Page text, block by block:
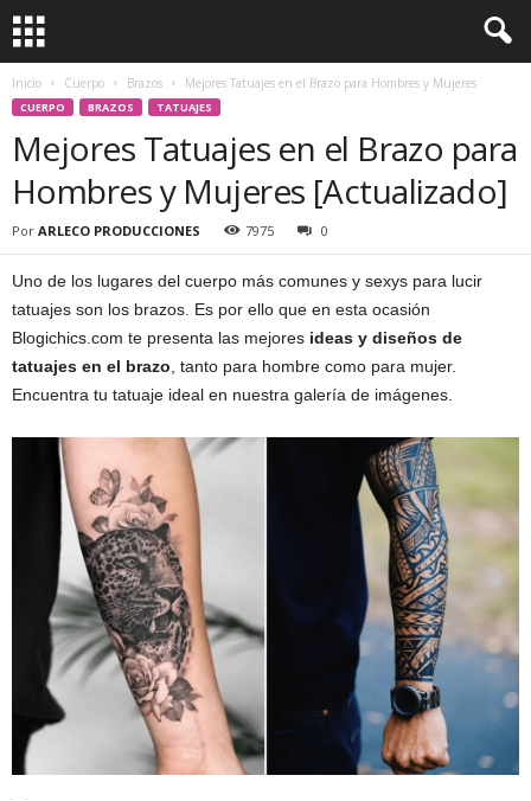
Inicio Cuerpo Brazos Mejores Tatuajes en el Brazo para Hombres y Mujeres
CUERPO BRAZOS TATUAJES
Mejores Tatuajes en el Brazo para
Hombres y Mujeres [Actualizado]
Por ARLECO PRODUCCIONES 7975 0
Uno de los lugares del cuerpo más comunes y sexys para lucir
tatuajes son los brazos. Es por ello que en esta ocasión
Blogichics.com te presenta las mejores ideas y diseños de
tatuajes en el brazo , tanto para hombre como para mujer.
Encuentra tu tatuaje ideal en nuestra galería de imágenes.